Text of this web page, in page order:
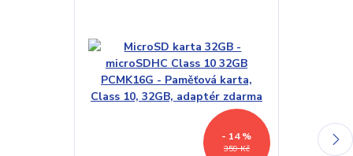
359 Kč
- 14 %